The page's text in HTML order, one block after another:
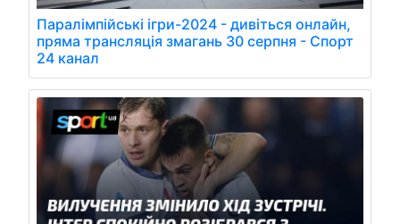
Паралімпійські ігри-2024 - дивіться онлайн,
пряма трансляція змагань 30 серпня - Спорт
24 канал